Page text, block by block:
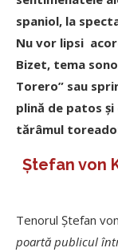
spaniol, la
Nu vor lipsi
Bizet, tema
Torero” sau
plină de patos
tărâmul
Ştefan von
Tenorul Ştefan
poartă publicul